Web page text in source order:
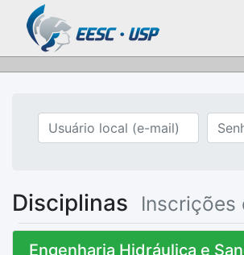
Disciplinas Inscrições
Engenharia Hidráulica e